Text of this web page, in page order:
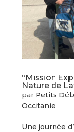
“Mission
Nature de
par Petits
Occitanie
Une journée